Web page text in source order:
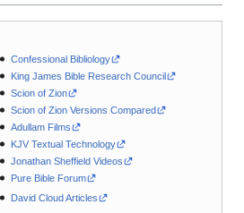
Confessional Bibliology
King James Bible Research Council
Scion of Zion
Scion of Zion Versions Compared
Adullam Films
KJV Textual Technology
Jonathan Sheffield Videos
Pure Bible Forum
David Cloud Articles